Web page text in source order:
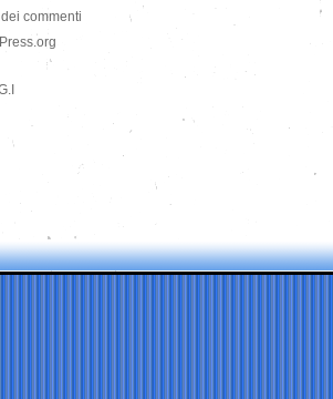
commenti